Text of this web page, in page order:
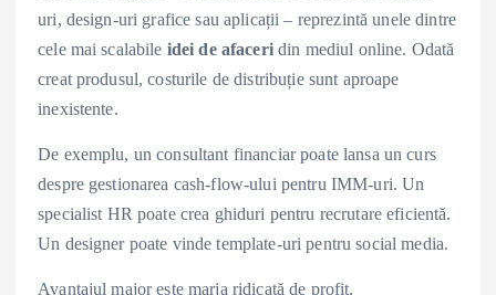
uri, design-uri grafice sau aplicații – reprezintă unele dintre
cele mai scalabile idei de afaceridin mediul online. Odată
creat produsul, costurile de distribuție sunt aproape
inexistente.
De exemplu, un consultant financiar poate lansa un curs
despre gestionarea cash-flow-ului pentru IMM-uri. Un
specialist HR poate crea ghiduri pentru recrutare eficientă.
Un designer poate vinde template-uri pentru social media.
Avantajul major este marja ridicată de profit.